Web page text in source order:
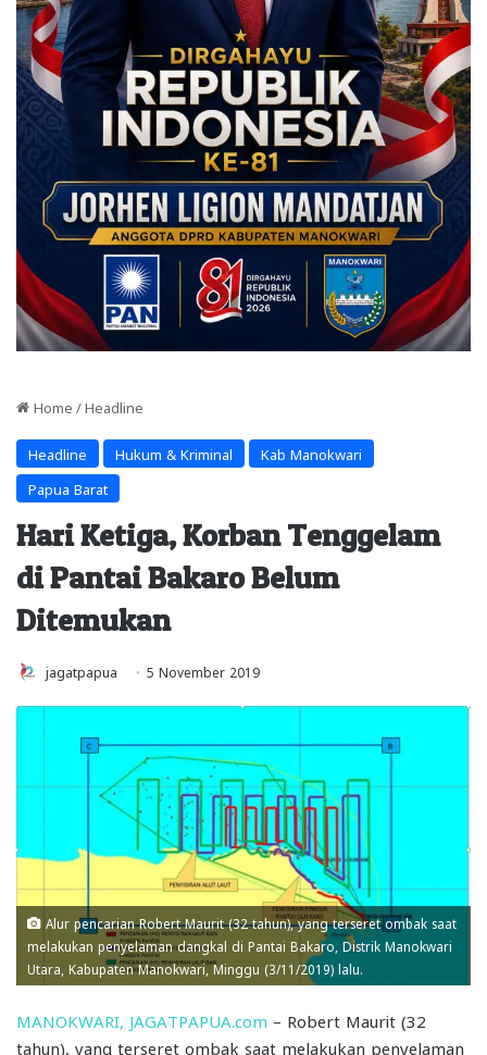
Home / Headline
Headline Hukum & Kriminal Kab Manokwari
Papua Barat
Hari Ketiga, Korban Tenggelam
di Pantai Bakaro Belum
Ditemukan
jagatpapua 5 November 2019
Alur pencarian Robert Maurit (32 tahun), yang terseret ombak saat
melakukan penyelaman dangkal di Pantai Bakaro, Distrik Manokwari
Utara, Kabupaten Manokwari, Minggu (3/11/2019) lalu.
MANOKWARI, JAGATPAPUA.com – Robert Maurit (32
tahun), yang terseret ombak saat melakukan penyelaman